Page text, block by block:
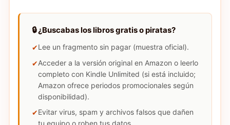
🔒 ¿Buscabas los libros gratis o piratas?
Lee un fragmento sin pagar (muestra oficial).
Acceder a la versión original en Amazon o leerlo
completo con Kindle Unlimited (si está incluido;
Amazon ofrece periodos promocionales según
disponibilidad).
Evitar virus, spam y archivos falsos que dañen